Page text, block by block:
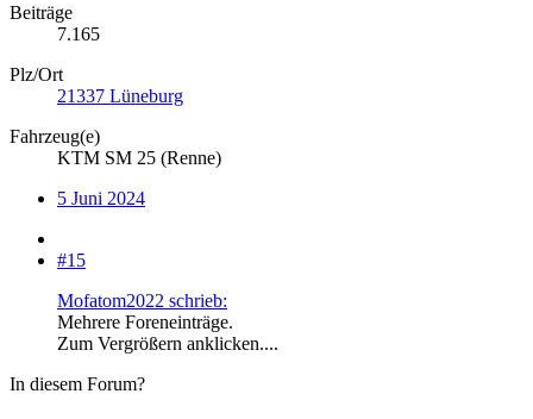
Beiträge
7.165
Plz/Ort
21337 Lüneburg
Fahrzeug(e)
KTM SM 25 (Renne)
5 Juni 2024
#15
Mofatom2022 schrieb:
Mehrere Foreneinträge.
Zum Vergrößern anklicken....
In diesem Forum?